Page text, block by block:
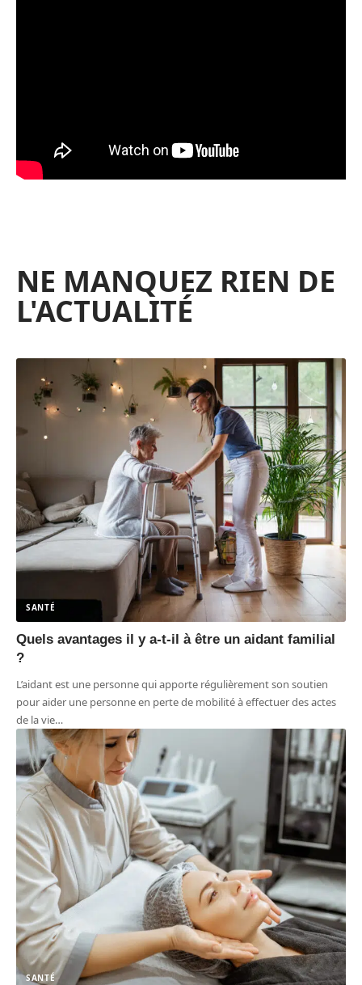
NE MANQUEZ RIEN DE
L'ACTUALITÉ
SANTÉ
Quels avantages il y a-t-il à être un aidant familial
?
L’aidant est une personne qui apporte régulièrement son soutien
pour aider une personne en perte de mobilité à effectuer des actes
de la vie…
SANTÉ